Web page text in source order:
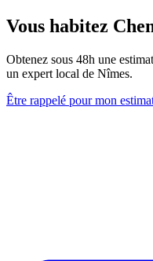
Vous habitez
Obtenez sous 48h une
un expert local de Nîmes.
Être rappelé pour mon